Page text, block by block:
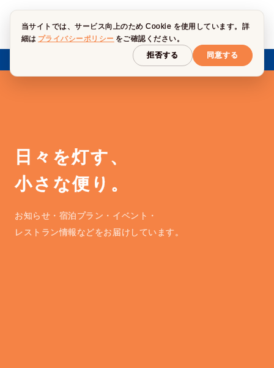
2027年1月 全館停電のお知らせ
日々を灯す、
小さな便り。
お知らせ・宿泊プラン・イベント・
レストラン情報などをお届けしています。
当サイトでは、サービス向上のため Cookie を使用しています。詳
細は プライバシーポリシー をご確認ください。
拒否する
同意する